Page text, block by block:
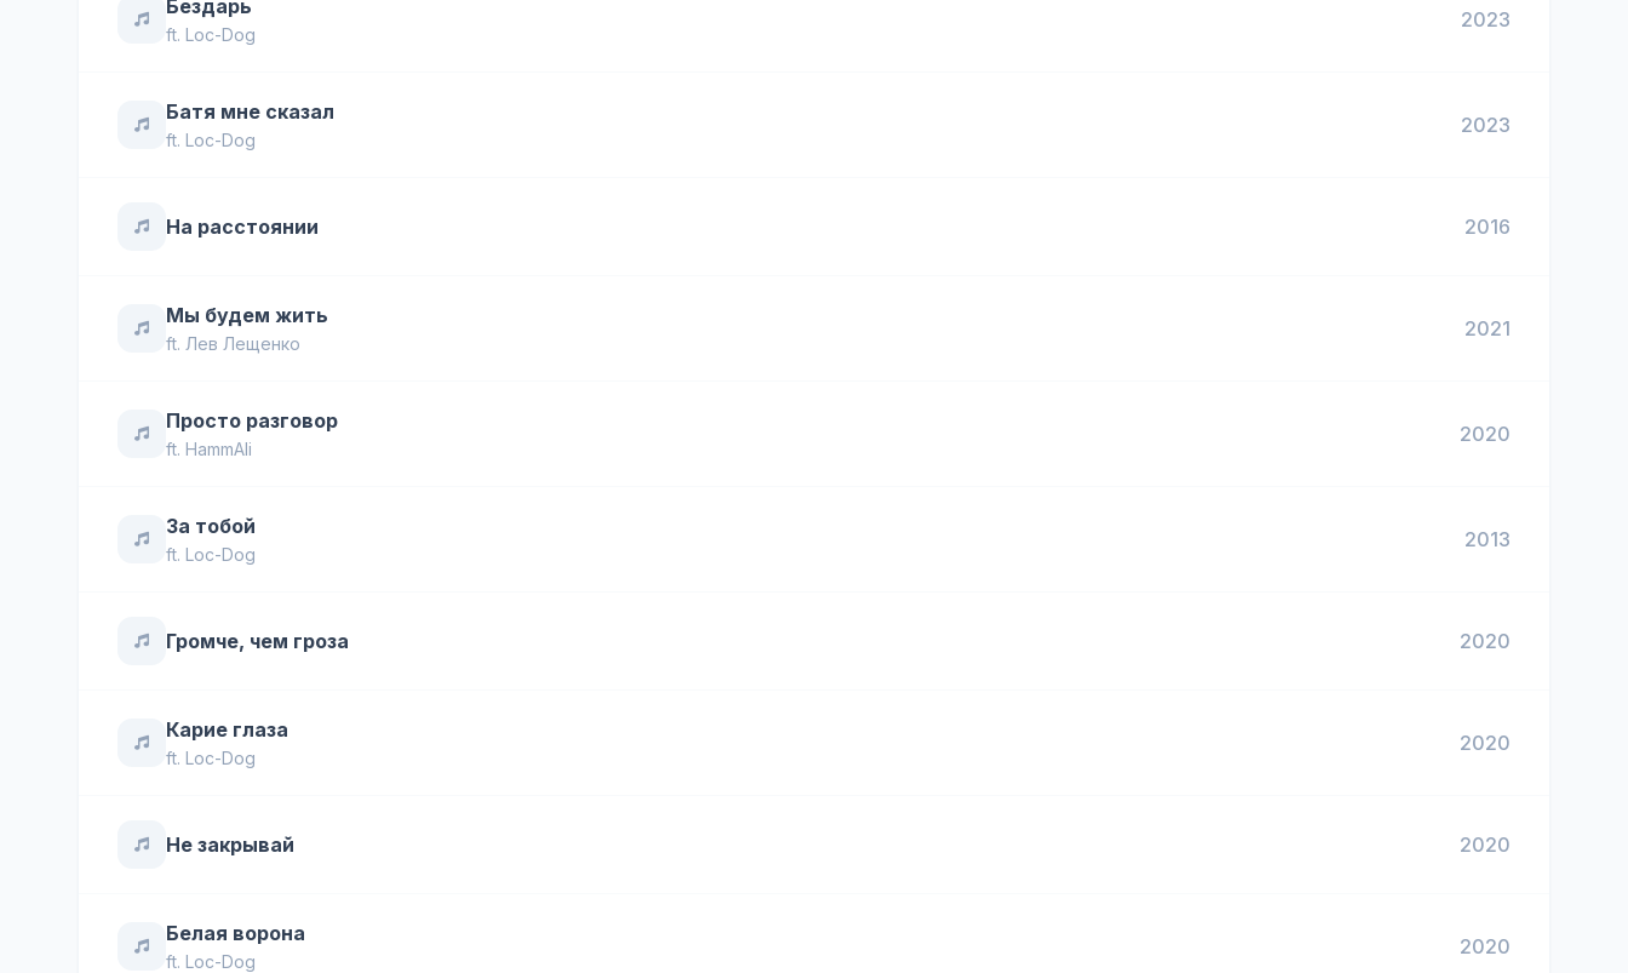
Бездарь
ft. Loc-Dog
2023
Батя мне сказал
ft. Loc-Dog
2023
На расстоянии 2016
Мы будем жить
ft. Лев Лещенко
2021
Просто разговор
ft. HammAli
2020
За тобой
ft. Loc-Dog
2013
Громче, чем гроза 2020
Карие глаза
ft. Loc-Dog
2020
Не закрывай 2020
Белая ворона
ft. Loc-Dog
2020